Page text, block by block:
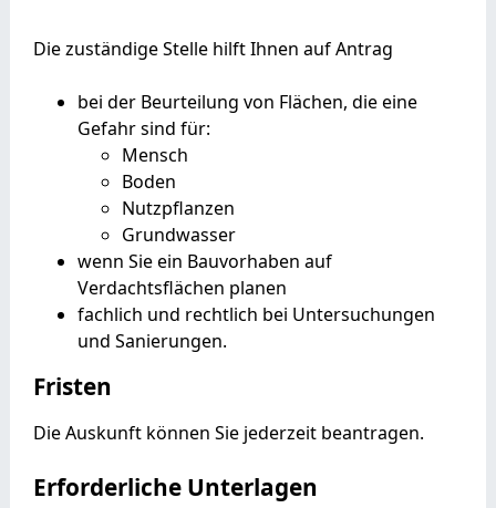
Die zuständige Stelle hilft Ihnen auf Antrag
bei der Beurteilung von Flächen, die eine
Gefahr sind für:
Mensch
Boden
Nutzpflanzen
Grundwasser
wenn Sie ein Bauvorhaben auf
Verdachtsflächen planen
fachlich und rechtlich bei Untersuchungen
und Sanierungen.
Fristen
Die Auskunft können Sie jederzeit beantragen.
Erforderliche Unterlagen